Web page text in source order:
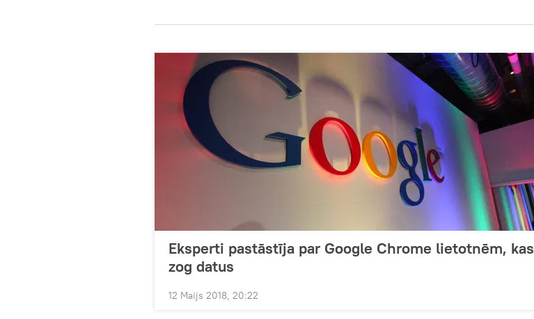
Eksperti pastāstīja par Google Chrome lietotnēm, kas
zog datus
12 Maijs 2018, 20:22